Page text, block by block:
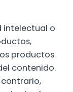
intelectual o
productos
contenido.
contrario,